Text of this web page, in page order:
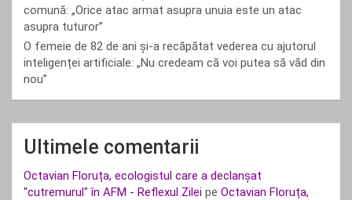
comună: „Orice atac armat asupra unuia este un atac
asupra tuturor”
O femeie de 82 de ani și-a recăpătat vederea cu ajutorul
inteligenței artificiale: „Nu credeam că voi putea să văd din
nou”
Ultimele comentarii
Octavian Floruța, ecologistul care a declanșat
"cutremurul" în AFM - Reflexul Zilei pe Octavian Floruța,